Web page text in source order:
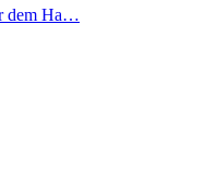
dem Ha…